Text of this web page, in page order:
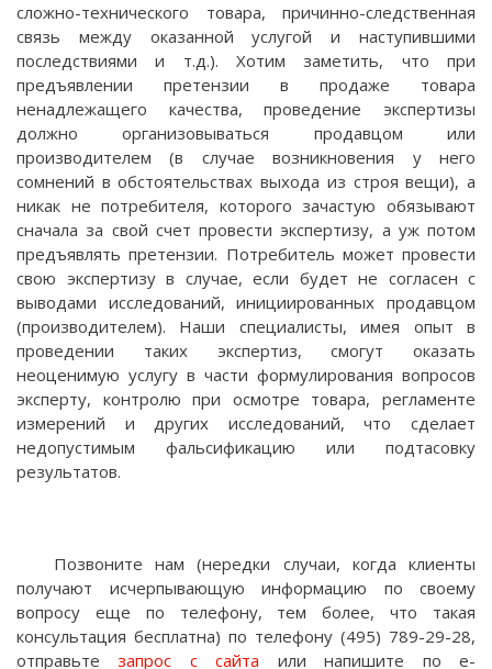
сложно-технического товара, причинно-следственная
связь между оказанной услугой и наступившими
последствиями и т.д.). Хотим заметить, что при
предъявлении претензии в продаже товара
ненадлежащего качества, проведение экспертизы
должно организовываться продавцом или
производителем (в случае возникновения у него
сомнений в обстоятельствах выхода из строя вещи), а
никак не потребителя, которого зачастую обязывают
сначала за свой счет провести экспертизу, а уж потом
предъявлять претензии. Потребитель может провести
свою экспертизу в случае, если будет не согласен с
выводами исследований, инициированных продавцом
(производителем). Наши специалисты, имея опыт в
проведении таких экспертиз, смогут оказать
неоценимую услугу в части формулирования вопросов
эксперту, контролю при осмотре товара, регламенте
измерений и других исследований, что сделает
недопустимым фальсификацию или подтасовку
результатов.
Позвоните нам (нередки случаи, когда клиенты
получают исчерпывающую информацию по своему
вопросу еще по телефону, тем более, что такая
консультация бесплатна) по телефону (495) 789-29-28,
отправьтезапрос с сайта или напишите по e-